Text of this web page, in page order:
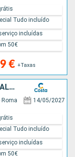
€ +Taxas
Tudo incluído
incluídas
50€
ITÁLIA, FRANÇA, ESPANHA, ILHAS BALEARES
Roma 14/05/2027
Tudo incluído
incluídas
50€